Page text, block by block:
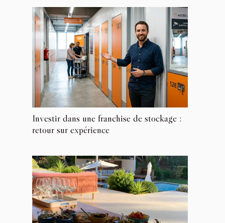
Investir dans une franchise de stockage :
retour sur expérience